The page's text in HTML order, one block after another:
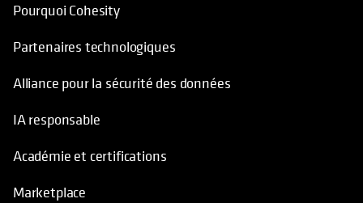
Pourquoi Cohesity
Partenaires technologiques
Alliance pour la sécurité des données
IA responsable
Académie et certifications
Marketplace